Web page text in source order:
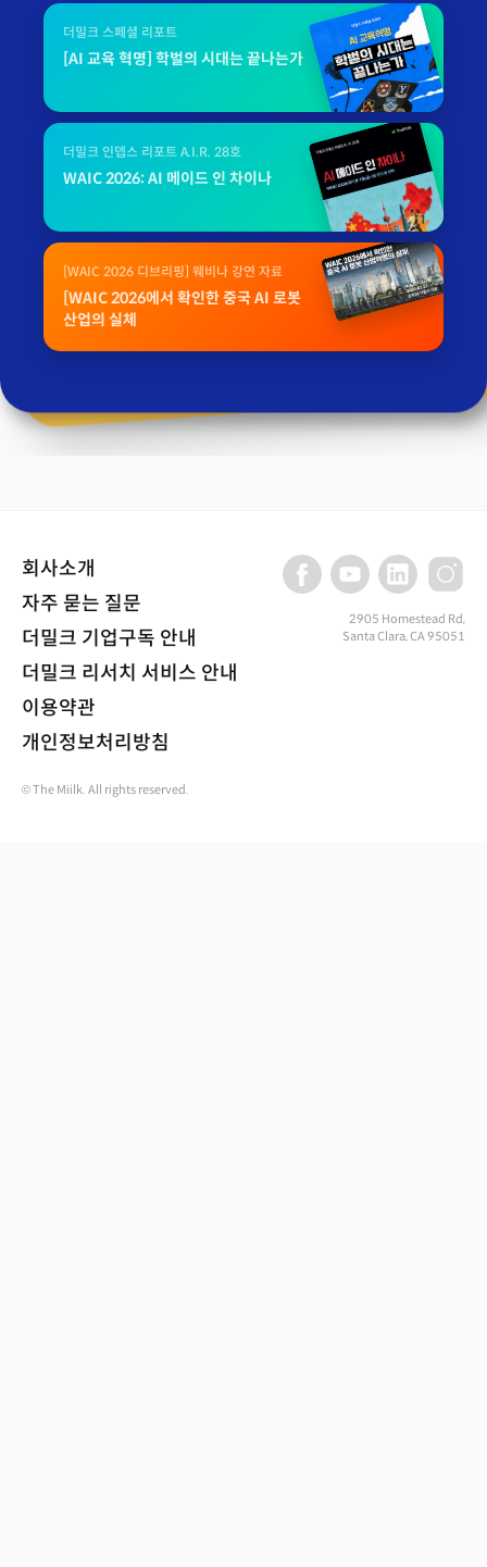
더밀크 스페셜 리포트
[AI 교육 혁명] 학벌의 시대는 끝나는가
더밀크 인뎁스 리포트 A.I.R. 28호
WAIC 2026: AI 메이드 인 차이나
[WAIC 2026 디브리핑] 웨비나 강연 자료
[WAIC 2026에서 확인한 중국 AI 로봇
산업의 실체
회사소개
자주 묻는 질문
더밀크 기업구독 안내
더밀크 리서치 서비스 안내
이용약관
개인정보처리방침
2905 Homestead Rd,
Santa Clara, CA 95051
© The Miilk. All rights reserved.